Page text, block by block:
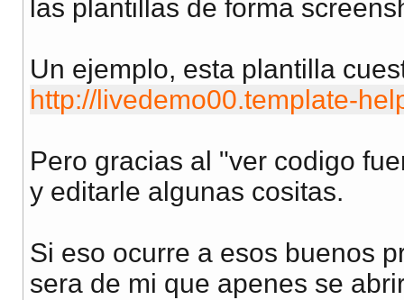
las plantillas de forma
Un ejemplo, esta plantilla
http://livedemo00.template-
Pero gracias al "ver codigo
y editarle algunas cositas.
Si eso ocurre a esos buenos
sera de mi que apenes se